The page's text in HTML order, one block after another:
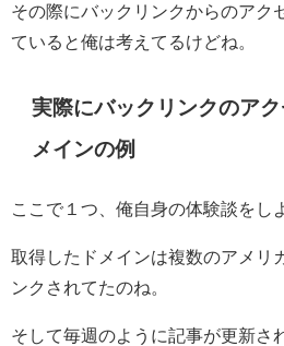
その際にバックリンクからのアク
ていると俺は考えてるけどね。
実際にバックリンクのア
メインの例
ここで１つ、俺自身の体験談をし
取得したドメインは複数のアメリ
ンクされてたのね。
そして毎週のように記事が更新さ